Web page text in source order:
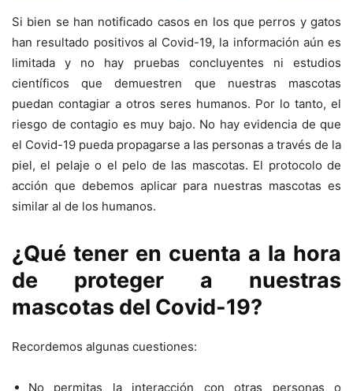
Si bien se han notificado casos en los que perros y gatos
han resultado positivos al Covid-19, la información aún es
limitada y no hay pruebas concluyentes ni estudios
científicos que demuestren que nuestras mascotas
puedan contagiar a otros seres humanos. Por lo tanto, el
riesgo de contagio es muy bajo. No hay evidencia de que
el Covid-19 pueda propagarse a las personas a través de la
piel, el pelaje o el pelo de las mascotas. El protocolo de
acción que debemos aplicar para nuestras mascotas es
similar al de los humanos.
¿Qué tener en cuenta a la hora
de proteger a nuestras
mascotas del Covid-19?
Recordemos algunas cuestiones:
No permitas la interacción con otras personas o